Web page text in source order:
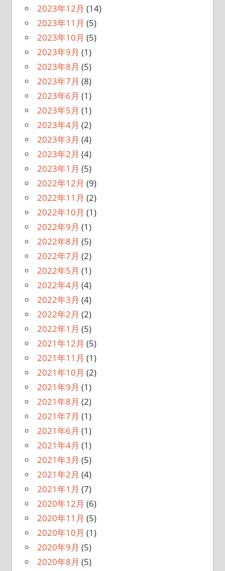
2023年12月 (14)
2023年11月 (5)
2023年10月 (5)
2023年9月 (1)
2023年8月 (5)
2023年7月 (8)
2023年6月 (1)
2023年5月 (1)
2023年4月 (2)
2023年3月 (4)
2023年2月 (4)
2023年1月 (5)
2022年12月 (9)
2022年11月 (2)
2022年10月 (1)
2022年9月 (1)
2022年8月 (5)
2022年7月 (2)
2022年5月 (1)
2022年4月 (4)
2022年3月 (4)
2022年2月 (2)
2022年1月 (5)
2021年12月 (5)
2021年11月 (1)
2021年10月 (2)
2021年9月 (1)
2021年8月 (2)
2021年7月 (1)
2021年6月 (1)
2021年4月 (1)
2021年3月 (5)
2021年2月 (4)
2021年1月 (7)
2020年12月 (6)
2020年11月 (5)
2020年10月 (1)
2020年9月 (5)
2020年8月 (5)